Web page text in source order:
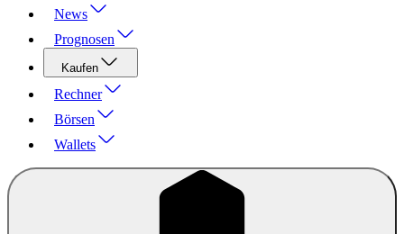
News
Prognosen
Kaufen
Rechner
Börsen
Wallets